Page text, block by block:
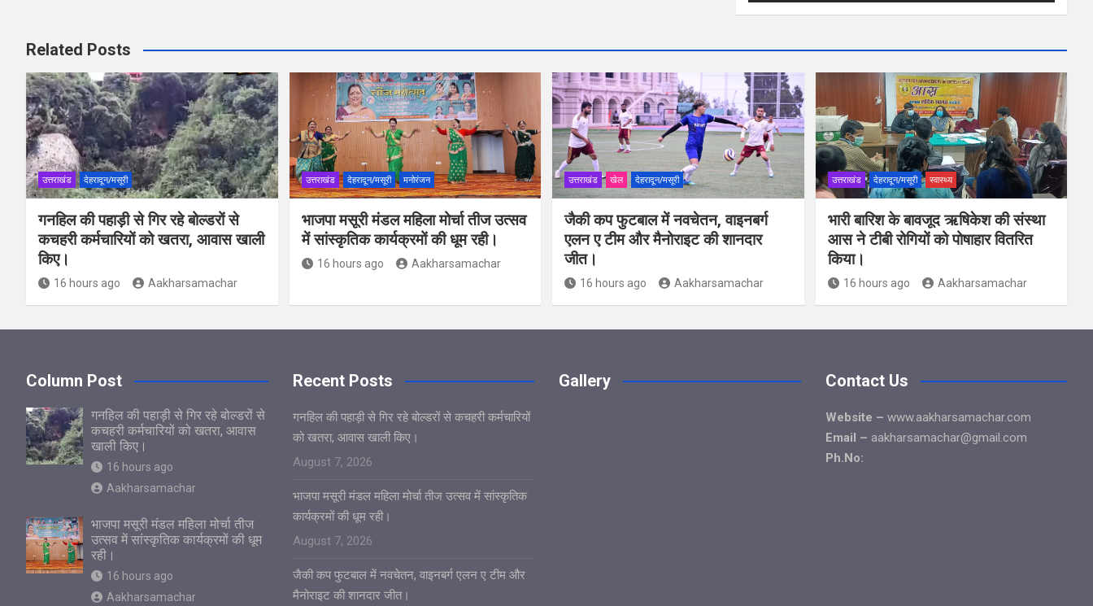
Related Posts
उत्तराखंड देहरादून/मसूरी
गनहिल की पहाड़ी से गिर रहे बोल्डरों से
कचहरी कर्मचारियों को खतरा, आवास खाली
किए।
16 hours ago Aakharsamachar
उत्तराखंड देहरादून/मसूरी मनोरंजन
भाजपा मसूरी मंडल महिला मोर्चा तीज उत्सव
में सांस्कृतिक कार्यक्रमों की धूम रही।
16 hours ago Aakharsamachar
उत्तराखंड खेल देहरादून/मसूरी
जैकी कप फुटबाल में नवचेतन, वाइनबर्ग
एलन ए टीम और मैनोराइट की शानदार
जीत।
16 hours ago Aakharsamachar
उत्तराखंड देहरादून/मसूरी स्वास्थ्य
भारी बारिश के बावजूद ऋषिकेश की संस्था
आस ने टीबी रोगियों को पोषाहार वितरित
किया।
16 hours ago Aakharsamachar
Column Post
गनहिल की पहाड़ी से गिर रहे बोल्डरों से
कचहरी कर्मचारियों को खतरा, आवास
खाली किए।
16 hours ago
Aakharsamachar
भाजपा मसूरी मंडल महिला मोर्चा तीज
उत्सव में सांस्कृतिक कार्यक्रमों की धूम
रही।
16 hours ago
Aakharsamachar
Recent Posts
गनहिल की पहाड़ी से गिर रहे बोल्डरों से कचहरी कर्मचारियों
को खतरा, आवास खाली किए।
August 7, 2026
भाजपा मसूरी मंडल महिला मोर्चा तीज उत्सव में सांस्कृतिक
कार्यक्रमों की धूम रही।
August 7, 2026
जैकी कप फुटबाल में नवचेतन, वाइनबर्ग एलन ए टीम और
मैनोराइट की शानदार जीत।
Gallery Contact Us
Website – www.aakharsamachar.com
Email – aakharsamachar@gmail.com
Ph.No: